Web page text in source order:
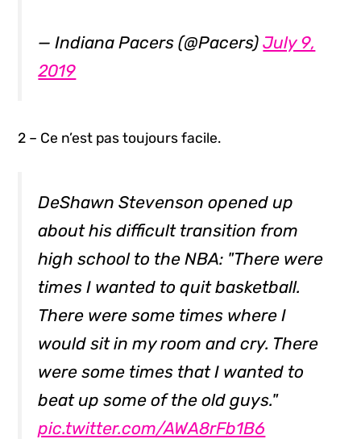
— Indiana Pacers (@Pacers)July 9,
2019
2 – Ce n’est pas toujours facile.
DeShawn Stevenson opened up
about his difficult transition from
high school to the NBA: "There were
times I wanted to quit basketball.
There were some times where I
would sit in my room and cry. There
were some times that I wanted to
beat up some of the old guys."
pic.twitter.com/AWA8rFb1B6